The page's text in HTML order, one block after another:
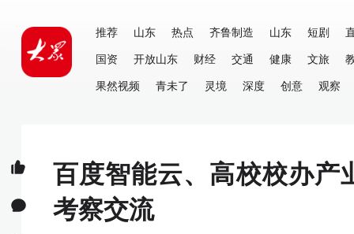
推荐 山东 热点 齐鲁制造 山东 短剧
国资
开放山东 财经 交通 健康 文旅
果然视频
青未了 灵境 深度 创意 观察
百度智能云、高校校办产
考察交流